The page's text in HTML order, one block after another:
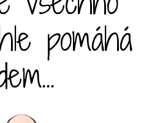
pomáhá